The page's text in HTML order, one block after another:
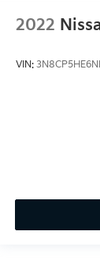
2022
VIN: